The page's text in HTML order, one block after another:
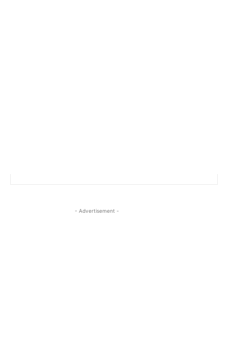
- Advertisement -